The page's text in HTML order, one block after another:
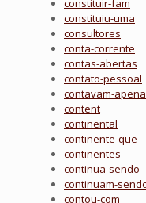
constituir-fam
constituiu-uma
consultores
conta-corrente
contas-abertas
contato-pessoal
contavam-
content
continental
continente-que
continentes
continua-sendo
continuam-
contou-com